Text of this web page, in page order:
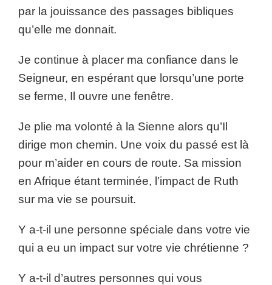
par la jouissance des passages bibliques
qu’elle me donnait.
Je continue à placer ma confiance dans le
Seigneur, en espérant que lorsqu’une porte
se ferme, Il ouvre une fenêtre.
Je plie ma volonté à la Sienne alors qu’Il
dirige mon chemin. Une voix du passé est là
pour m’aider en cours de route. Sa mission
en Afrique étant terminée, l’impact de Ruth
sur ma vie se poursuit.
Y a-t-il une personne spéciale dans votre vie
qui a eu un impact sur votre vie chrétienne ?
Y a-t-il d’autres personnes qui vous